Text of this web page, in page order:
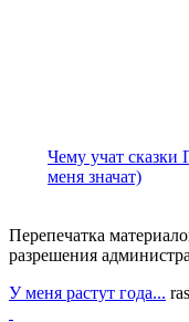
Чему учат
меня значат)
Перепечатка
разрешения
У меня растут года...